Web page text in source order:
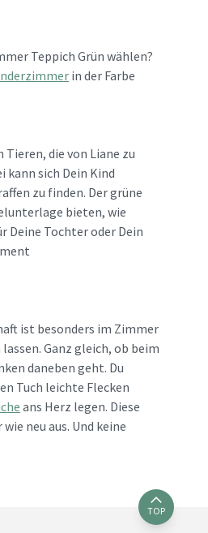
Teppich Grün wählen?
in der Farbe
die von Liane zu
kann sich Dein Kind
zu finden. Der grüne
bieten, wie
Deine Tochter oder Dein
ist besonders im Zimmer
Ganz gleich, ob beim
daneben geht. Du
Tuch leichte Flecken
ans Herz legen. Diese
neu aus. Und keine
TOP